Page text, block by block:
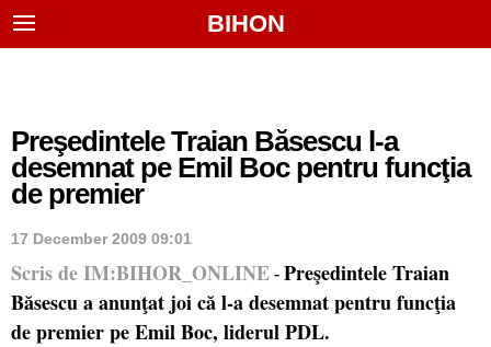
BIHON
Preşedintele Traian Băsescu l-a
desemnat pe Emil Boc pentru funcţia
de premier
17 December 2009 09:01
Scris de IM:BIHOR_ONLINE - Preşedintele Traian
Băsescu a anunţat joi că l-a desemnat pentru funcţia
de premier pe Emil Boc, liderul PDL.